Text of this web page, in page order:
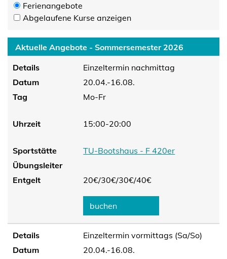
Ferienangebote
Abgelaufene Kurse anzeigen
Aktuelle Angebote - Sommersemester 2026
Details
Einzeltermin nachmittag
Datum
20.04.-16.08.
Tag
Mo-Fr
Uhrzeit 15:00-20:00
Sportstätte
TU-Bootshaus - F 420er
Übungsleiter
Entgelt
20€/30€/30€/40€
buchen
Details
Einzeltermin vormittags (Sa/So)
Datum
20.04.-16.08.